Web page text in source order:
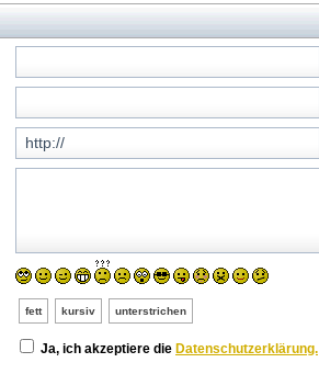
fett kursiv unterstrichen
Ja, ich akzeptiere die Datenschutzerklärung.